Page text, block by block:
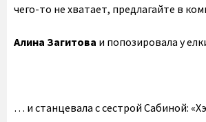
чего-то не хватает, предлагайте в
Алина Загитова и попозировала у
… и станцевала с сестрой Сабиной: